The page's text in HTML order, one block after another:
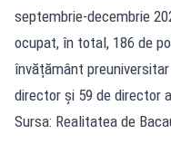
septembrie-decembrie
ocupat, în total, 186 de
învățământ
director și 59 de director
Sursa: Realitatea de